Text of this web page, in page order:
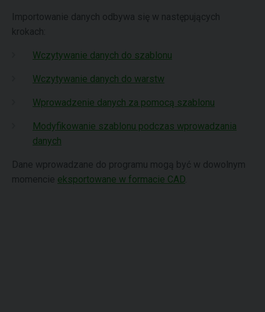
Importowanie danych odbywa się w następujących
krokach:
Wczytywanie danych do szablonu
Wczytywanie danych do warstw
Wprowadzenie danych za pomocą szablonu
Modyfikowanie szablonu podczas wprowadzania
danych
Dane wprowadzane do programu mogą być w dowolnym
momencie eksportowane w formacie CAD